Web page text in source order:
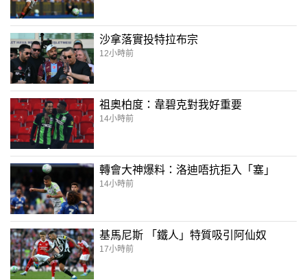
沙拿落實投特拉布宗
12小時前
祖奧柏度：韋碧克對我好重要
14小時前
轉會大神爆料：洛迪唔抗拒入「塞」
14小時前
基馬尼斯 「鐵人」特質吸引阿仙奴
17小時前